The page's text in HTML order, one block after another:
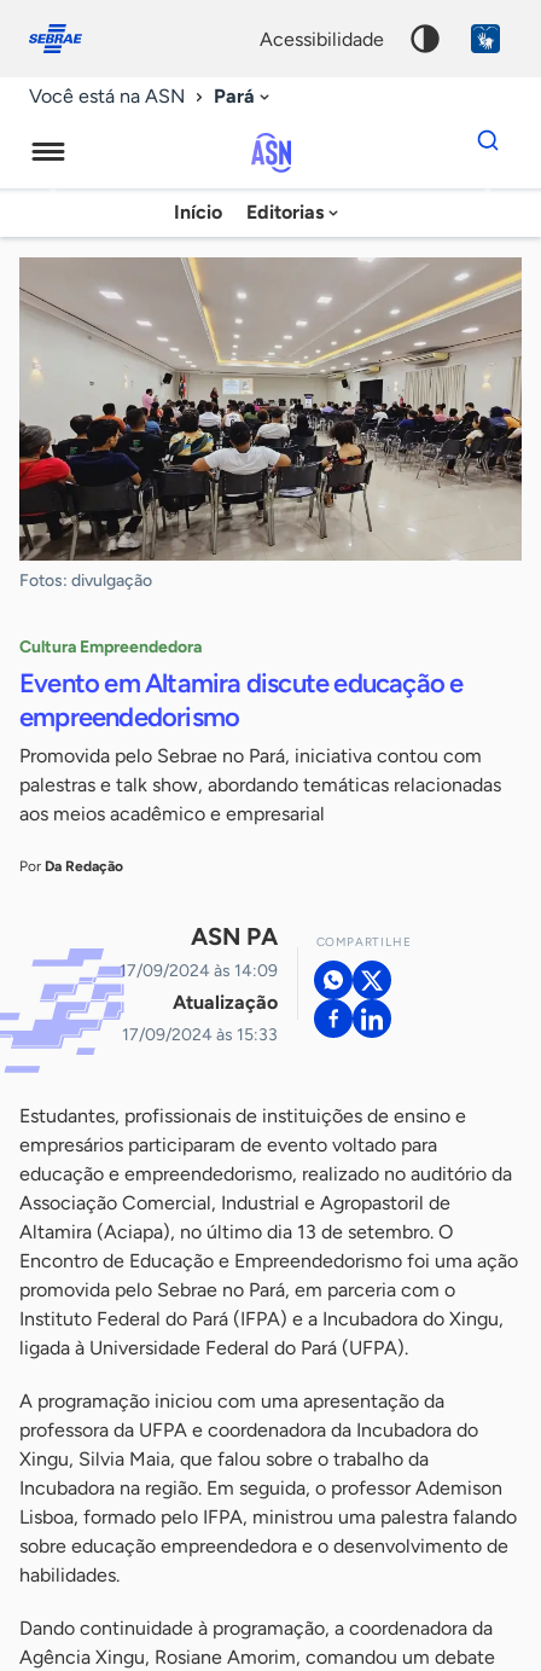
conosco
acessibilidade
Você está na ASN Pará
Agência
Sebrae
Notícias
Início Editorias
Dados
para
chave
Fotos: divulgação
Cultura Empreendedora
Evento em Altamira discute educação e
empreendedorismo
Promovida pelo Sebrae no Pará, iniciativa contou com
palestras e talk show, abordando temáticas relacionadas
aos meios acadêmico e empresarial
Por Da Redação
ASN PA
17/09/2024 às 14:09
Atualização
17/09/2024 às 15:33
COMPARTILHE
Estudantes, profissionais de instituições de ensino e
empresários participaram de evento voltado para
educação e empreendedorismo, realizado no auditório da
Associação Comercial, Industrial e Agropastoril de
Altamira (Aciapa), no último dia 13 de setembro. O
Encontro de Educação e Empreendedorismo foi uma ação
promovida pelo Sebrae no Pará, em parceria com o
Instituto Federal do Pará (IFPA) e a Incubadora do Xingu,
ligada à Universidade Federal do Pará (UFPA).
A programação iniciou com uma apresentação da
professora da UFPA e coordenadora da Incubadora do
Xingu, Silvia Maia, que falou sobre o trabalho da
Incubadora na região. Em seguida, o professor Ademison
Lisboa, formado pelo IFPA, ministrou uma palestra falando
sobre educação empreendedora e o desenvolvimento de
habilidades.
Dando continuidade à programação, a coordenadora da
Agência Xingu, Rosiane Amorim, comandou um debate